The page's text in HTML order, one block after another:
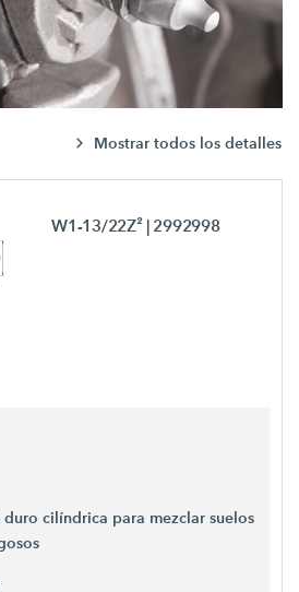
Mostrar todos los detalles
W1-13/22Z² | 2992998
cilíndrica para mezclar suelos